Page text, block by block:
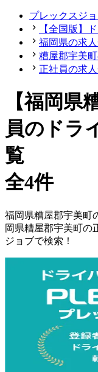
プレックスジ
【全国版】
福岡県の求
糟屋郡宇美
正社員の求
【福岡県
員のドラ
覧
全4件
福岡県糟屋郡宇美町
岡県糟屋郡宇美町の
ジョブで検索！